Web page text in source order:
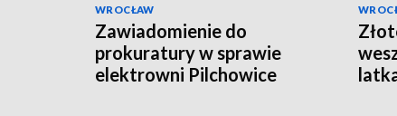
WROCŁAW
Zawiadomienie do
prokuratury w sprawie
elektrowni Pilchowice